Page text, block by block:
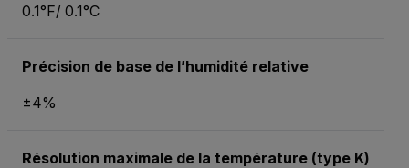
0.1°F/ 0.1°C
Précision de base de l’humidité relative
±4%
Résolution maximale de la température (type K)